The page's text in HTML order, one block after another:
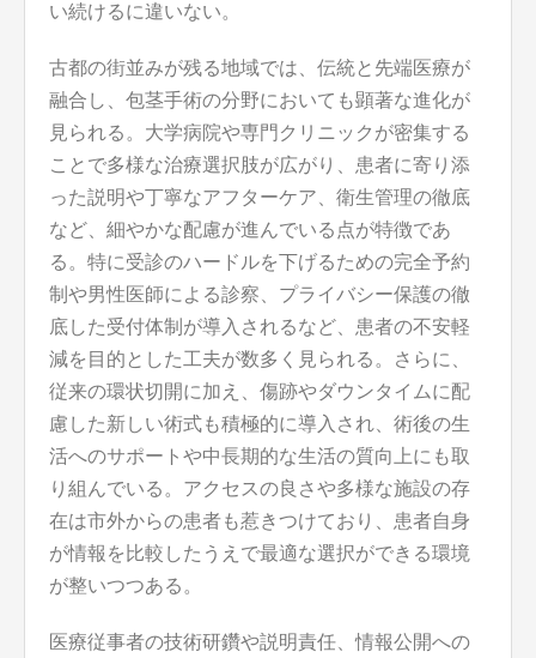
い続けるに違いない。
古都の街並みが残る地域では、伝統と先端医療が
融合し、包茎手術の分野においても顕著な進化が
見られる。大学病院や専門クリニックが密集する
ことで多様な治療選択肢が広がり、患者に寄り添
った説明や丁寧なアフターケア、衛生管理の徹底
など、細やかな配慮が進んでいる点が特徴であ
る。特に受診のハードルを下げるための完全予約
制や男性医師による診察、プライバシー保護の徹
底した受付体制が導入されるなど、患者の不安軽
減を目的とした工夫が数多く見られる。さらに、
従来の環状切開に加え、傷跡やダウンタイムに配
慮した新しい術式も積極的に導入され、術後の生
活へのサポートや中長期的な生活の質向上にも取
り組んでいる。アクセスの良さや多様な施設の存
在は市外からの患者も惹きつけており、患者自身
が情報を比較したうえで最適な選択ができる環境
が整いつつある。
医療従事者の技術研鑽や説明責任、情報公開への